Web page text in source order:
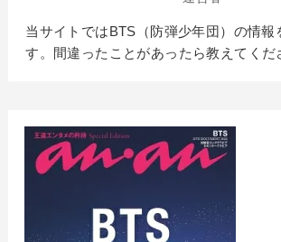
当サイトではBTS（防弾少年団）の情報
す。間違ったことがあったら教えてくだ